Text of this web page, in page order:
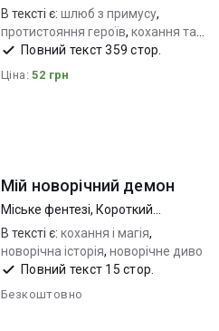
В тексті є: шлюб з примусу,
протистояння героїв, кохання та
магія
Повний текст 359 стор.
Ціна:52 грн
Мій новорічний демон
Міське фентезі, Короткий
любовний роман
В тексті є: кохання і магія,
новорічна історія, новорічне диво
Повний текст 15 стор.
Безкоштовно